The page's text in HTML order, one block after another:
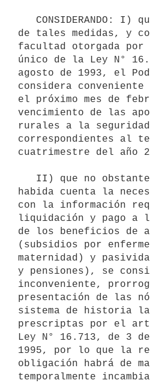
de tales medidas, y
facultad otorgada
único de la Ley N°
agosto de 1993, el
considera
el próximo mes de
vencimiento de las
rurales a la
correspondientes al
cuatrimestre del año
habida cuenta la
con la información
liquidación y pago a
de los beneficios de
(subsidios por
maternidad) y
y pensiones), se
inconveniente,
presentación de las
sistema de historia
prescriptas por el
Ley N° 16.713, de 3
1995, por lo que la
obligación habrá de
temporalmente